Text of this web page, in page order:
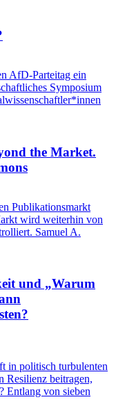
AfD-Parteitag ein
Symposium
the Market.
Publikationsmarkt
wird weiterhin von
Samuel A.
und „Warum
in politisch turbulenten
Resilienz beitragen,
Entlang von sieben